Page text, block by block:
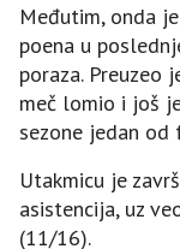
Međutim, onda
poena u
poraza. Preuzeo
meč lomio i još
sezone jedan od
Utakmicu je
asistencija, uz
(11/16).